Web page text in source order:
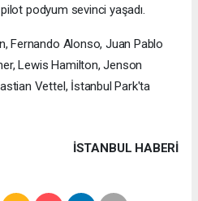
podyum sevinci yaşadı.
Fernando Alonso, Juan Pablo
Lewis Hamilton, Jenson
Vettel, İstanbul Park'ta
İSTANBUL HABERİ